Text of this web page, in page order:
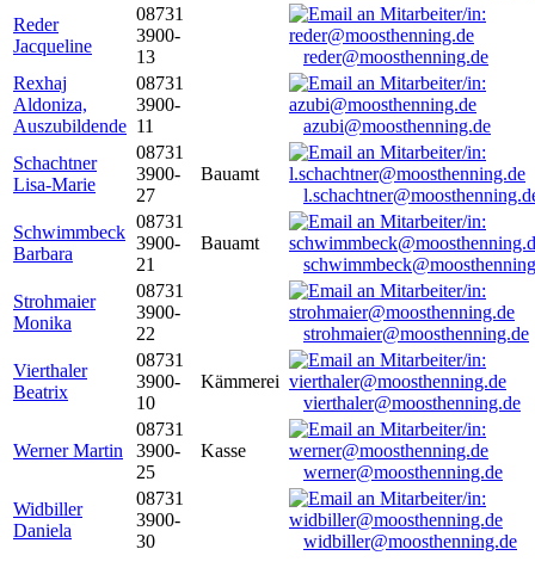
Reder
Jacqueline
08731
3900-
13
reder@moosthenning.de
Rexhaj
Aldoniza,
Auszubildende
08731
3900-
11
azubi@moosthenning.de
Schachtner
Lisa-Marie
08731
3900-
27
Bauamt
Schwimmbeck
Barbara
08731
3900-
21
Bauamt
Strohmaier
Monika
08731
3900-
22
strohmaier@moosthenning.de
Vierthaler
Beatrix
08731
3900-
10
Kämmerei
vierthaler@moosthenning.de
Werner Martin
08731
3900-
25
Kasse
werner@moosthenning.de
Widbiller
Daniela
08731
3900-
30
widbiller@moosthenning.de